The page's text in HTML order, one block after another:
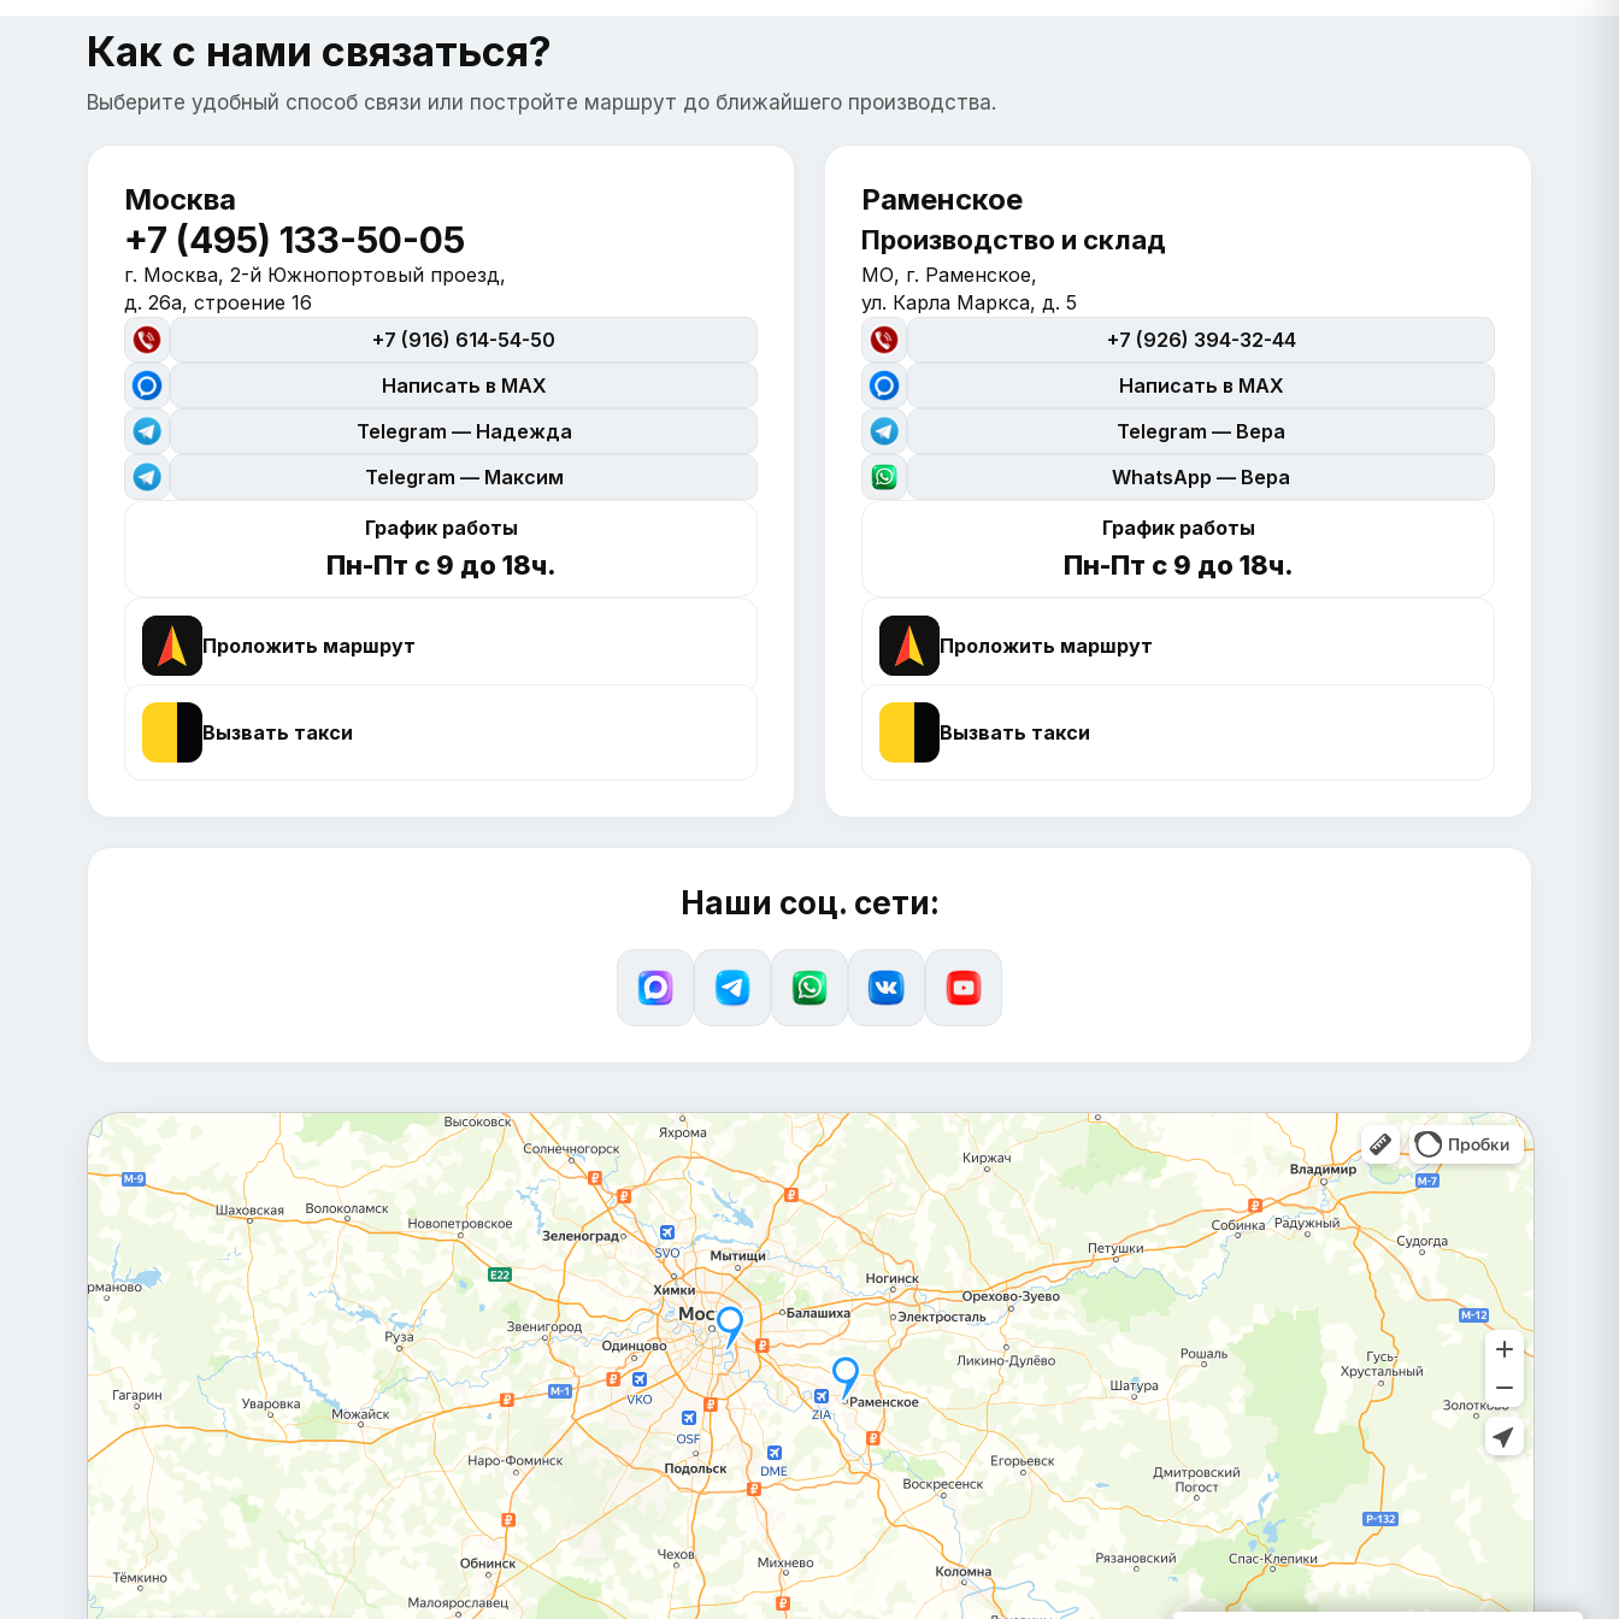
Как с нами связаться?
Выберите удобный способ связи или постройте маршрут до ближайшего производства.
Москва
+7 (495) 133-50-05
г. Москва, 2-й Южнопортовый проезд,
д. 26а, строение 16
+7 (916) 614-54-50
Написать в MAX
Telegram — Надежда
Telegram — Максим
График работы
Пн-Пт с 9 до 18ч.
Проложить маршрут
Вызвать такси
Раменское
Производство и склад
МО, г. Раменское,
ул. Карла Маркса, д. 5
+7 (926) 394-32-44
Написать в MAX
Telegram — Вера
WhatsApp — Вера
График работы
Пн-Пт с 9 до 18ч.
Проложить маршрут
Вызвать такси
Наши соц. сети: